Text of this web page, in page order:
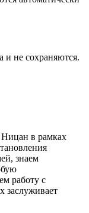
и не сохраняются.
Ницан в рамках
знаем
работу с
заслуживает